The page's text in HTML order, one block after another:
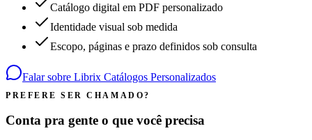
Catálogo digital em PDF personalizado
Identidade visual sob medida
Escopo, páginas e prazo definidos sob consulta
Falar sobre Librix Catálogos Personalizados
PREFERE SER CHAMADO?
Conta pra gente o que você precisa